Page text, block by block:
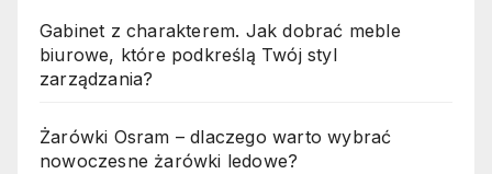
Gabinet z charakterem. Jak dobrać meble
biurowe, które podkreślą Twój styl
zarządzania?
Żarówki Osram – dlaczego warto wybrać
nowoczesne żarówki ledowe?